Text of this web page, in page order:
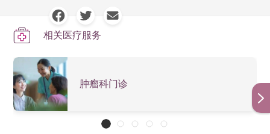
长期受到某些环境或污染物影响
胆管炎或先天性胆总管囊肿
不过，这些病征都不是肝癌独有。因此，倘若它们出现
的话，毋须过份忧虑，但应该尽早求医，切勿延误任何
有需要的诊断和治疗。
肝脏活组织检查
其中，术前接受碘氰绿（ICG）滞留测试对肝癌手术非常
重要。这测试主要检查肝脏解毒和代谢功能，可以让医
肝脏移植
病只发生在肝脏，并且可以找到捐赠的肝脏时，就可以
进行这种手术。如果病人必须等待捐赠的肝脏，则根据
需要进行其他治疗。
行适度的散步来促进血液循环。
心理调适
心理调适同样重要，保持乐观心态，与家人保持良好
沟通，以获得足够的支持。
定期检查
严格按照医生的建议进行术后检查和随访，注意观察
身体状况，如有不适应立即就医。
接种乙型肝炎疫苗是预防肝癌的重要措施之一，可以
有效降低感染乙型肝炎的风险，进而减少肝癌的发
生。
定期健康检查
定期进行肝功能检查和影像学检查是早期发现肝癌的
重要手段，特别是对于有肝癌风险因素的人群，如乙
型或丙型肝炎患者和肝硬化患者，建议每六个月进行
肝癌在早期通常没有明显的症状，但随著病情发展，可
能会出现一些非特异性的症状，如右上腹
疼痛、食欲减退、疲乏无力、黄疸、消瘦等。如果出现
这些症状，特别是对于有肝癌高风险因素
的人群，如慢性乙型肝炎或丙型肝炎病毒感染者、肝硬
化患者等，应立即就医进行详细检查。建
议进行甲胎蛋白（AFP）检测和肝脏超声检查，以便尽早
相关医疗服务
肿瘤科门诊